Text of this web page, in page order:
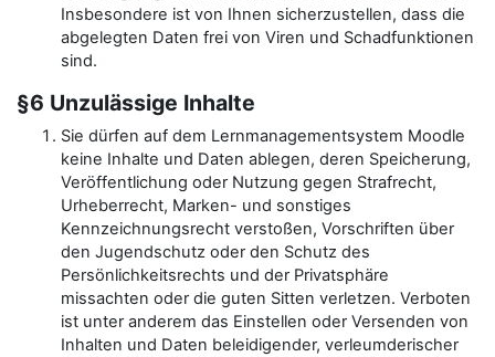
Insbesondere ist von Ihnen sicherzustellen, dass die
abgelegten Daten frei von Viren und Schadfunktionen
sind.
§6 Unzulässige Inhalte
Sie dürfen auf dem Lernmanagementsystem Moodle
keine Inhalte und Daten ablegen, deren Speicherung,
Veröffentlichung oder Nutzung gegen Strafrecht,
Urheberrecht, Marken- und sonstiges
Kennzeichnungsrecht verstoßen, Vorschriften über
den Jugendschutz oder den Schutz des
Persönlichkeitsrechts und der Privatsphäre
missachten oder die guten Sitten verletzen. Verboten
ist unter anderem das Einstellen oder Versenden von
Inhalten und Daten beleidigender, verleumderischer